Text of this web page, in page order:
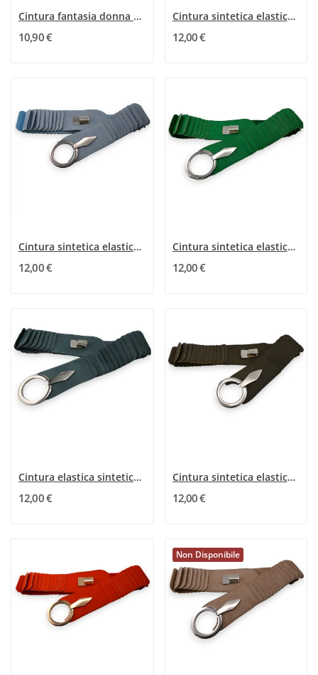
Cintura fantasia donna elastica con fibbia dorata
10,90 €
Cintura sintetica elastica a zig-zag verde acqua
12,00 €
Cintura sintetica elastica a fisarmonica Blu Cielo
12,00 €
Cintura sintetica elastica a pettine verde...
12,00 €
Cintura elastica sintetica a accordo di jeans blu
12,00 €
Cintura sintetica elastica ad accordeon kaki
12,00 €
Non Disponibile